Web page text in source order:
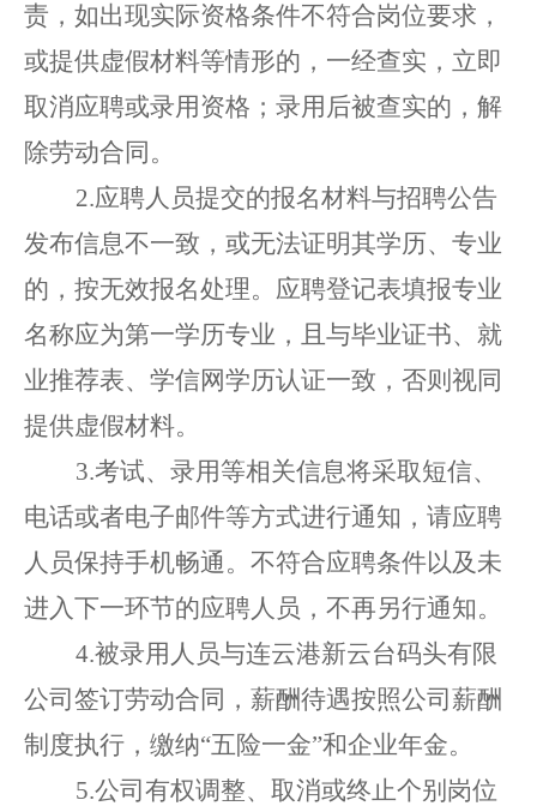
责 ， 如出现实际资格条件不符合岗位要求，
或提供虚假材料等情形的，一经查实，立即
取消应聘或录用资格 ； 录用后被查实的，解
除劳动合同。
2.应聘人员提交的报名材料与招聘公告
发布信息不一致， 或无法证明其学历、专业
的，按无效报名处理。 应聘登记表填报专业
名称应为第一学历专业，且与毕业证书、就
业推荐表、 学信网学历认证一致，否则视同
提供虚假材料。
3.考试、录用等相关信息将采取短信、
电话或者电子邮件等方式进行通知，请应聘
人员保持手机畅通。不符合应聘条件以及未
进入下一环节的应聘人员 ，不再另行通知。
4.被录用人员与连云港新云台码头有限
公司 签订劳动合同，薪酬待遇按照公司薪酬
制度执行，缴纳“五险一金”和企业年金。
5.公司有权调整、取消或终止个别岗位